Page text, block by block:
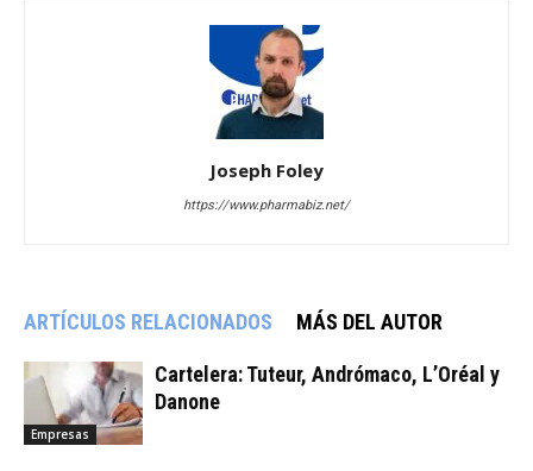
Joseph Foley
https://www.pharmabiz.net/
ARTÍCULOS RELACIONADOS MÁS DEL AUTOR
Empresas
Cartelera: Tuteur, Andrómaco, L’Oréal y
Danone